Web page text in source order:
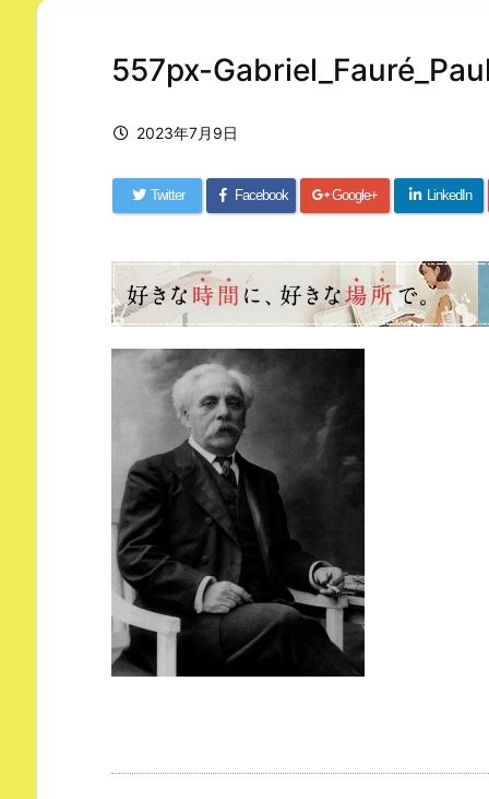
557px-
2023年7月9日
Twitter Facebook Google+ LinkedIn